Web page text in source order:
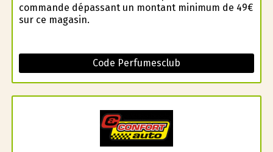
commande dépassant un montant minimum de 49€
sur ce magasin.
Code Perfumesclub